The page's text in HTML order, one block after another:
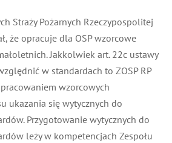
Straży Pożarnych Rzeczypospolitej
że opracuje dla OSP wzorcowe
Jakkolwiek art. 22c ustawy
w standardach to ZOSP RP
wzorcowych
ukazania się wytycznych do
Przygotowanie wytycznych do
leży w kompetencjach Zespołu